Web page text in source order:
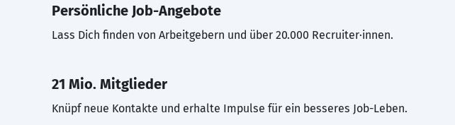
Persönliche Job-Angebote
Lass Dich finden von Arbeitgebern und über 20.000 Recruiter·innen.
21 Mio. Mitglieder
Knüpf neue Kontakte und erhalte Impulse für ein besseres Job-Leben.